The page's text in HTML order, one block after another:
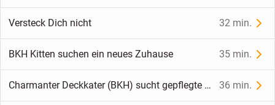
Versteck Dich nicht 32 min.
BKH Kitten suchen ein neues Zuhause 35 min.
Charmanter Deckkater (BKH) sucht gepflegte Katzendame 36 min.